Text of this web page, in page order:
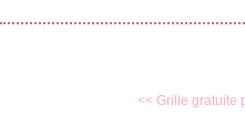
<< Grille gratuite